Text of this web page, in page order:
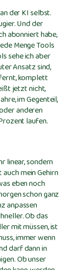
der KI selbst.
Und der
abonniert habe,
Menge Tools
sehe ich aber
Ansatz sind,
komplett
jetzt nicht,
im Gegenteil,
anderen
laufen.
linear, sondern
mein Gehirn
eben noch
schon ganz
anpassen
Ob das
mit müssen, ist
immer wenn
darf dann in
Ob unser